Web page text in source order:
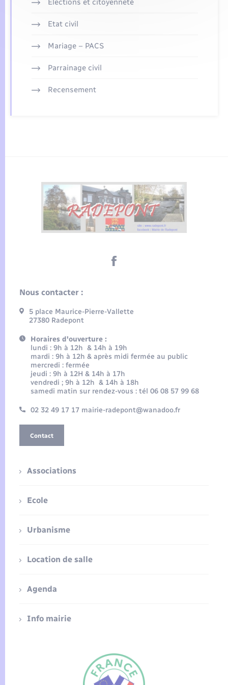
Elections et citoyenneté
Etat civil
Mariage – PACS
Parrainage civil
Recensement
Nous contacter :
5 place Maurice-Pierre-Vallette
27380 Radepont
Horaires d'ouverture :
lundi : 9h à 12h & 14h à 19h
mardi : 9h à 12h & après midi fermée au public
mercredi : fermée
jeudi : 9h à 12H & 14h à 17h
vendredi ; 9h à 12h & 14h à 18h
samedi matin sur rendez-vous : tél 06 08 57 99 68
02 32 49 17 17 mairie-radepont@wanadoo.fr
Contact
Associations
Ecole
Urbanisme
Location de salle
Agenda
Info mairie